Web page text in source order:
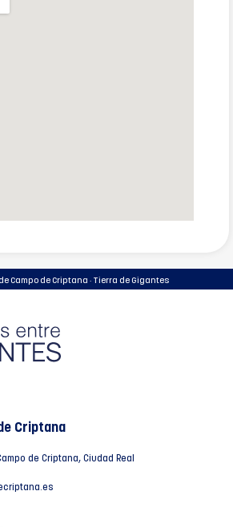
Campo de Criptana · Tierra de Gigantes
Criptana
de Criptana, Ciudad Real